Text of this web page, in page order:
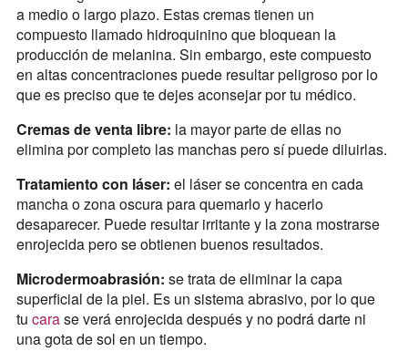
a medio o largo plazo. Estas cremas tienen un
compuesto llamado hidroquinino que bloquean la
producción de melanina. Sin embargo, este compuesto
en altas concentraciones puede resultar peligroso por lo
que es preciso que te dejes aconsejar por tu médico.
Cremas de venta libre: la mayor parte de ellas no
elimina por completo las manchas pero sí puede diluirlas.
Tratamiento con láser: el láser se concentra en cada
mancha o zona oscura para quemarlo y hacerlo
desaparecer. Puede resultar irritante y la zona mostrarse
enrojecida pero se obtienen buenos resultados.
Microdermoabrasión: se trata de eliminar la capa
superficial de la piel. Es un sistema abrasivo, por lo que
tu carase verá enrojecida después y no podrá darte ni
una gota de sol en un tiempo.